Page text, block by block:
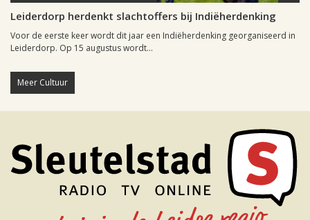
Leiderdorp herdenkt slachtoffers bij Indiëherdenking
Voor de eerste keer wordt dit jaar een Indiëherdenking georganiseerd in
Leiderdorp. Op 15 augustus wordt...
Meer Cultuur